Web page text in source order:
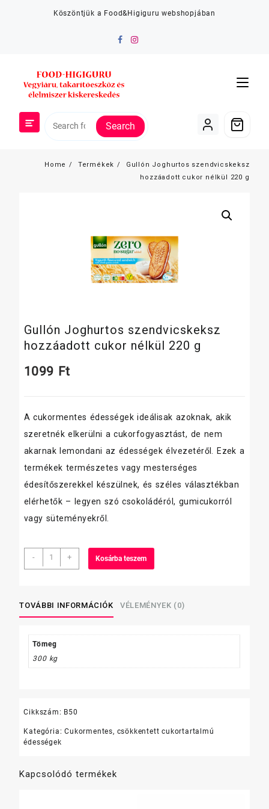
Köszöntjük a Food&Higiguru webshopjában
Search
Home Termékek
Gullón Joghurtos szendvicskeksz
hozzáadott cukor nélkül 220 g
Gullón Joghurtos szendvicskeksz
hozzáadott cukor nélkül 220 g
1099 Ft
A cukormentes édességek ideálisak azoknak, akik
szeretnék elkerülni a cukorfogyasztást, de nem
akarnak lemondani az édességek élvezetéről. Ezek a
termékek természetes vagy mesterséges
édesítőszerekkel készülnek, és széles választékban
elérhetők – legyen szó csokoládéról, gumicukorról
vagy süteményekről.
-
Gullón
Joghurtos
cukor
nélkül
g
mennyiség
+ Kosárba teszem
TOVÁBBI INFORMÁCIÓK VÉLEMÉNYEK (0)
Tömeg
300 kg
Cikkszám: B50
Kategória:Cukormentes, csökkentett cukortartalmú
édességek
Kapcsolódó termékek